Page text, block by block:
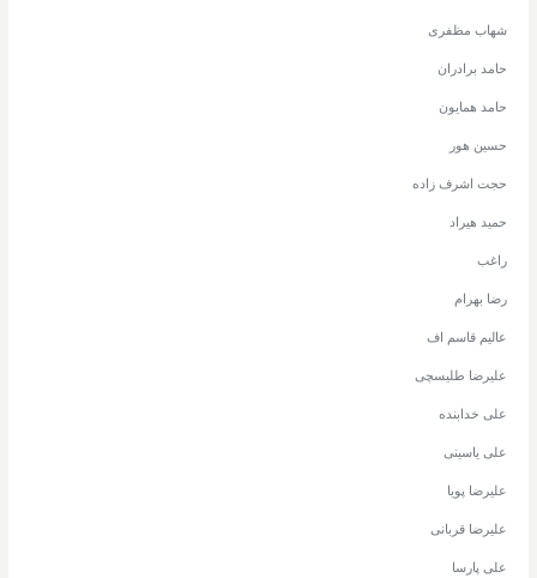
شهاب مظفری
حامد برادران
حامد همایون
حسین هور
حجت اشرف زاده
حمید هیراد
راغب
رضا بهرام
عالیم قاسم اف
علیرضا طلیسچی
علی خدابنده
علی یاسینی
علیرضا پویا
علیرضا قربانی
علی پارسا